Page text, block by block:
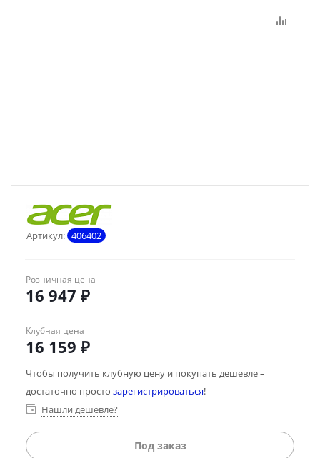
Артикул: 406402
Розничная цена
16 947 ₽
Клубная цена
16 159 ₽
Чтобы получить клубную цену и покупать дешевле –
достаточно просто зарегистрироваться!
Нашли дешевле?
Под заказ